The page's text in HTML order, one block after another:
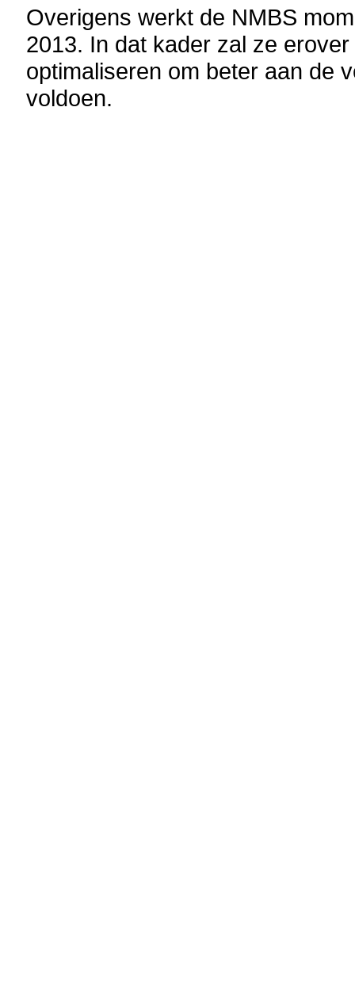
Overigens werkt de NMBS
2013. In dat kader zal ze
optimaliseren om beter aan de
voldoen.